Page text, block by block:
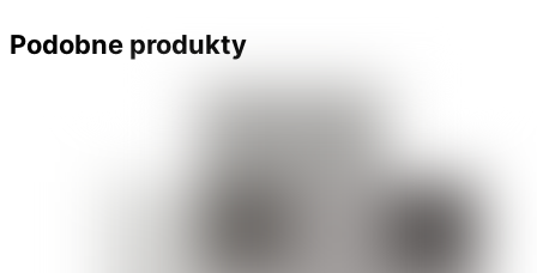
Podobne produkty